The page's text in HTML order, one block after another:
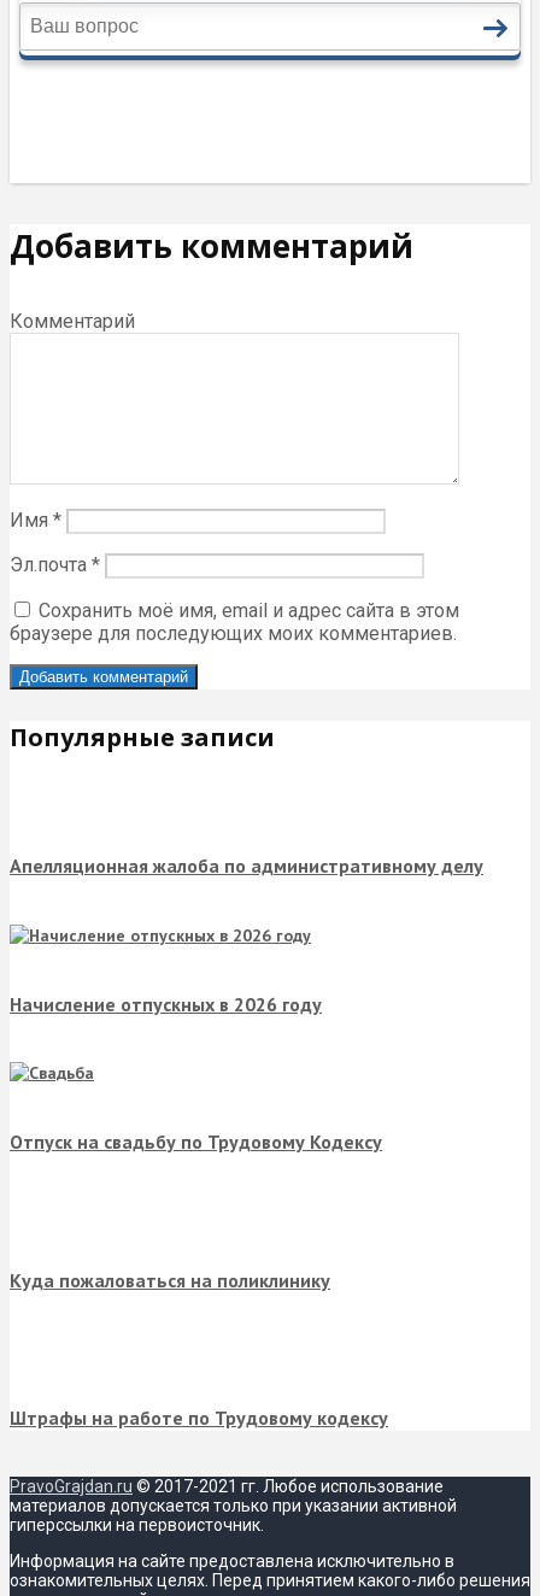
Добавить комментарий
Комментарий
Имя *
Эл.почта *
Сохранить моё имя, email и адрес сайта в этом
браузере для последующих моих комментариев.
Популярные записи
Апелляционная жалоба по административному делу
Начисление отпускных в 2026 году
Отпуск на свадьбу по Трудовому Кодексу
Куда пожаловаться на поликлинику
Штрафы на работе по Трудовому кодексу
PravoGrajdan.ru © 2017-2021 гг. Любое использование
материалов допускается только при указании активной
гиперссылки на первоисточник.
Информация на сайте предоставлена исключительно в
ознакомительных целях. Перед принятием какого-либо решения